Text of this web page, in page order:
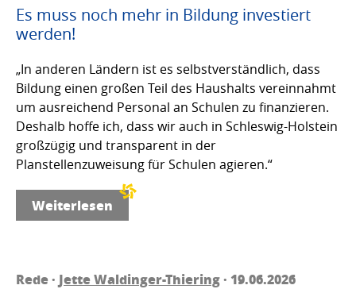
Es muss noch mehr in Bildung investiert
werden!
„In anderen Ländern ist es selbstverständlich, dass
Bildung einen großen Teil des Haushalts vereinnahmt
um ausreichend Personal an Schulen zu finanzieren.
Deshalb hoffe ich, dass wir auch in Schleswig-Holstein
großzügig und transparent in der
Planstellenzuweisung für Schulen agieren.“
Weiterlesen
Rede · Jette Waldinger-Thiering· 19.06.2026